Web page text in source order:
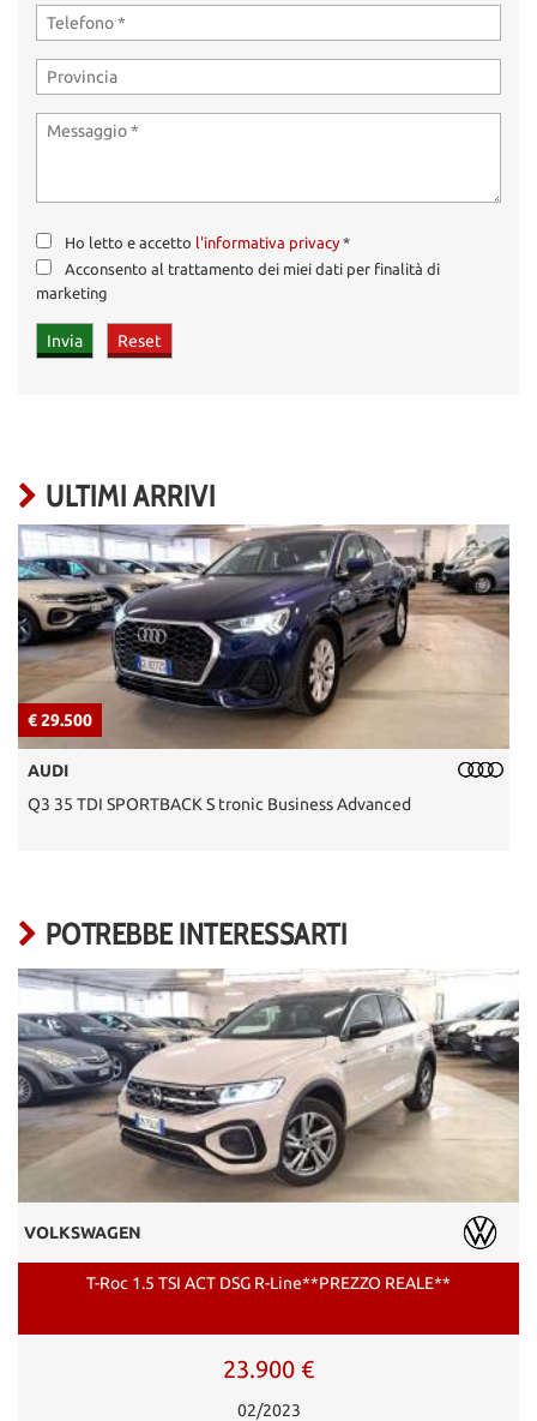
Ho letto e accetto l'informativa privacy*
Acconsento al trattamento dei miei dati per finalità di
marketing
ULTIMI ARRIVI
€ 29.500
AUDI
Q3 35 TDI SPORTBACK S tronic Business Advanced
POTREBBE INTERESSARTI
VOLKSWAGEN
T-Roc 1.5 TSI ACT DSG R-Line**PREZZO REALE**
23.900 €
02/2023